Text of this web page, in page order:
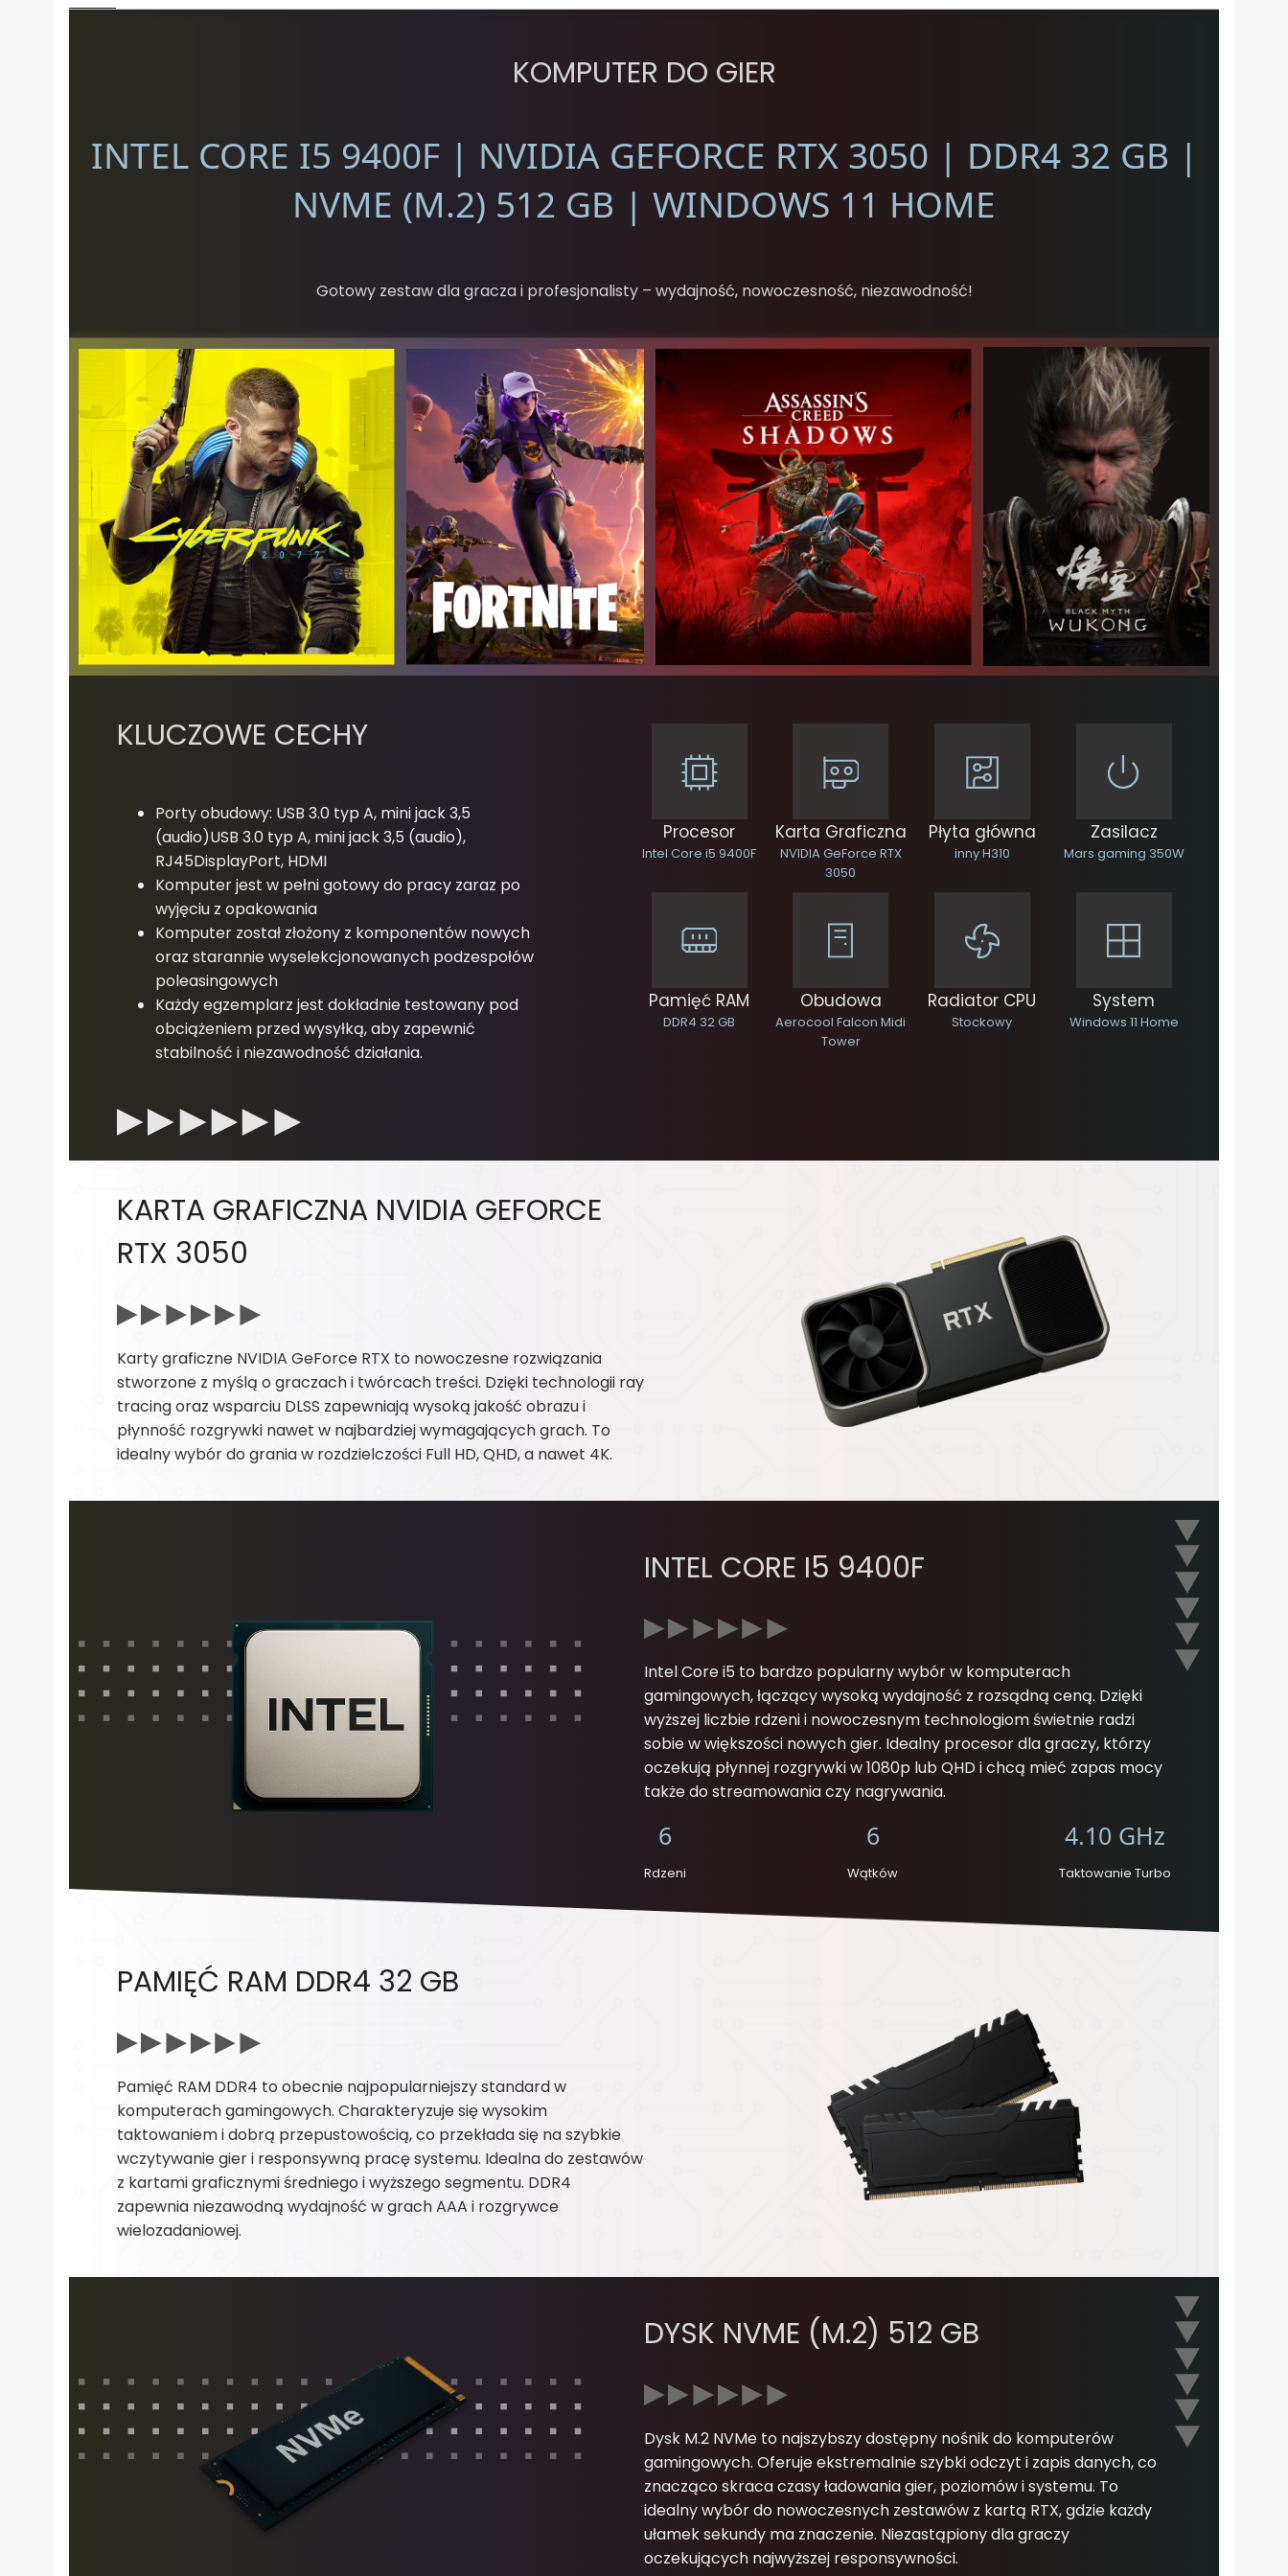
KOMPUTER DO GIER
INTEL CORE I5 9400F | NVIDIA GEFORCE RTX 3050 | DDR4 32 GB |
NVME (M.2) 512 GB | WINDOWS 11 HOME
Gotowy zestaw dla gracza i profesjonalisty – wydajność, nowoczesność, niezawodność!
KLUCZOWE CECHY
Porty obudowy: USB 3.0 typ A, mini jack 3,5
(audio)USB 3.0 typ A, mini jack 3,5 (audio),
RJ45DisplayPort, HDMI
Komputer jest w pełni gotowy do pracy zaraz po
wyjęciu z opakowania
Komputer został złożony z komponentów nowych
oraz starannie wyselekcjonowanych podzespołów
poleasingowych
Każdy egzemplarz jest dokładnie testowany pod
obciążeniem przed wysyłką, aby zapewnić
stabilność i niezawodność działania.
Procesor
Intel Core i5 9400F
Karta Graficzna
NVIDIA GeForce RTX
3050
Płyta główna
inny H310
Zasilacz
Mars gaming 350W
Pamięć RAM
DDR4 32 GB
Obudowa
Aerocool Falcon Midi
Tower
Radiator CPU
Stockowy
System
Windows 11 Home
KARTA GRAFICZNA NVIDIA GEFORCE
RTX 3050
Karty graficzne NVIDIA GeForce RTX to nowoczesne rozwiązania
stworzone z myślą o graczach i twórcach treści. Dzięki technologii ray
tracing oraz wsparciu DLSS zapewniają wysoką jakość obrazu i
płynność rozgrywki nawet w najbardziej wymagających grach. To
idealny wybór do grania w rozdzielczości Full HD, QHD, a nawet 4K.
INTEL CORE I5 9400F
Intel Core i5 to bardzo popularny wybór w komputerach
gamingowych, łączący wysoką wydajność z rozsądną ceną. Dzięki
wyższej liczbie rdzeni i nowoczesnym technologiom świetnie radzi
sobie w większości nowych gier. Idealny procesor dla graczy, którzy
oczekują płynnej rozgrywki w 1080p lub QHD i chcą mieć zapas mocy
także do streamowania czy nagrywania.
6
Rdzeni
6
Wątków
4.10 GHz
Taktowanie Turbo
PAMIĘĆ RAM DDR4 32 GB
Pamięć RAM DDR4 to obecnie najpopularniejszy standard w
komputerach gamingowych. Charakteryzuje się wysokim
taktowaniem i dobrą przepustowością, co przekłada się na szybkie
wczytywanie gier i responsywną pracę systemu. Idealna do zestawów
z kartami graficznymi średniego i wyższego segmentu. DDR4
zapewnia niezawodną wydajność w grach AAA i rozgrywce
wielozadaniowej.
DYSK NVME (M.2) 512 GB
Dysk M.2 NVMe to najszybszy dostępny nośnik do komputerów
gamingowych. Oferuje ekstremalnie szybki odczyt i zapis danych, co
znacząco skraca czasy ładowania gier, poziomów i systemu. To
idealny wybór do nowoczesnych zestawów z kartą RTX, gdzie każdy
ułamek sekundy ma znaczenie. Niezastąpiony dla graczy
oczekujących najwyższej responsywności.